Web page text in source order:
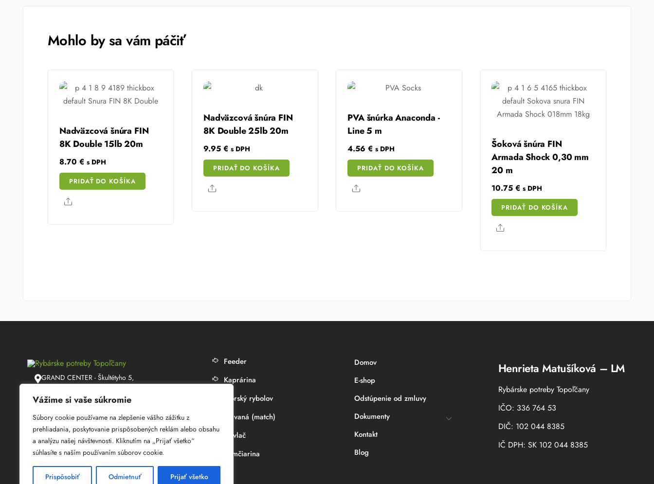
Vážime si vaše súkromie
Súbory cookie používame na zlepšenie vášho zážitku z
prehliadania, poskytovanie prispôsobených reklám alebo obsahu
a analýzu našej návštevnosti. Kliknutím na „Prijať všetko“
súhlasíte s naším používaním súborov cookie.
Prispôsobiť Odmietnuť Prijať všetko
Mohlo by sa vám páčiť
Nadväzcová šnúra FIN
8K Double 15lb 20m
8.70 € s DPH
PRIDAŤ DO KOŠÍKA
Share
Nadväzcová šnúra FIN
8K Double 25lb 20m
9.95€ s DPH
PRIDAŤ DO KOŠÍKA
Share
PVA šnúrka Anaconda -
Line 5 m
4.56€ s DPH
PRIDAŤ DO KOŠÍKA
Share
Šoková šnúra FIN
Armada Shock 0,30 mm
20 m
10.75€ s DPH
PRIDAŤ DO KOŠÍKA
Share
GRAND CENTER - Škultétyho 5,
+421 915 050 060
08:30 - 17:00
Feeder
Kaprárina
Morský rybolov
Plávaná (match)
Prívlač
Sumčiarina
Domov
E-shop
Odstúpenie od zmluvy
Dokumenty
Kontakt
Blog
Henrieta Matušíková – LM
Rybárske potreby Topoľčany
IČO: 336 764 53
DIČ: 102 044 8385
IČ DPH: SK 102 044 8385